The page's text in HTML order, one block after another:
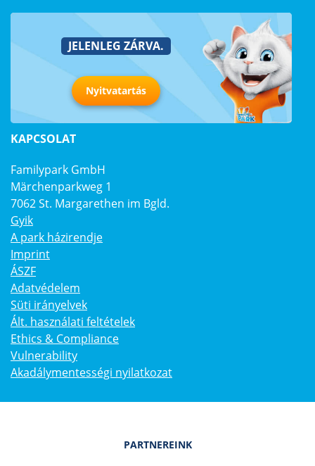
JELENLEG ZÁRVA.
Nyitvatartás
KAPCSOLAT
Familypark GmbH
Märchenparkweg 1
7062 St. Margarethen im Bgld.
Gyik
A park házirendje
Imprint
ÁSZF
Adatvédelem
Süti irányelvek
Ált. használati feltételek
Ethics & Compliance
Vulnerability
Akadálymentességi nyilatkozat
PARTNEREINK